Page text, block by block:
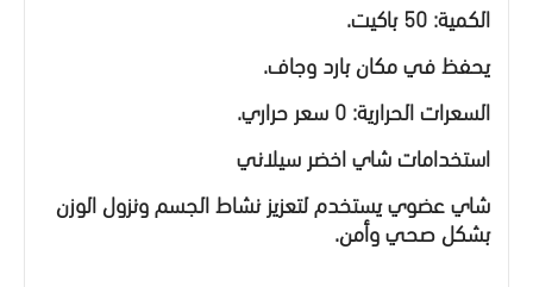
الكمية: 50 باكيت.
يحفظ في مكان بارد وجاف.
السعرات الحرارية: 0 سعر حراري.
استخدامات شاي اخضر سيلاني
شاي عضوي يستخدم لتعزيز نشاط الجسم ونزول الوزن
بشكل صحي وأمن.